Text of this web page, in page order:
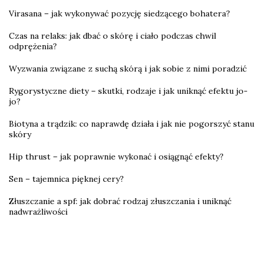
Virasana – jak wykonywać pozycję siedzącego bohatera?
Czas na relaks: jak dbać o skórę i ciało podczas chwil
odprężenia?
Wyzwania związane z suchą skórą i jak sobie z nimi poradzić
Rygorystyczne diety – skutki, rodzaje i jak uniknąć efektu jo-
jo?
Biotyna a trądzik: co naprawdę działa i jak nie pogorszyć stanu
skóry
Hip thrust – jak poprawnie wykonać i osiągnąć efekty?
Sen – tajemnica pięknej cery?
Złuszczanie a spf: jak dobrać rodzaj złuszczania i uniknąć
nadwrażliwości